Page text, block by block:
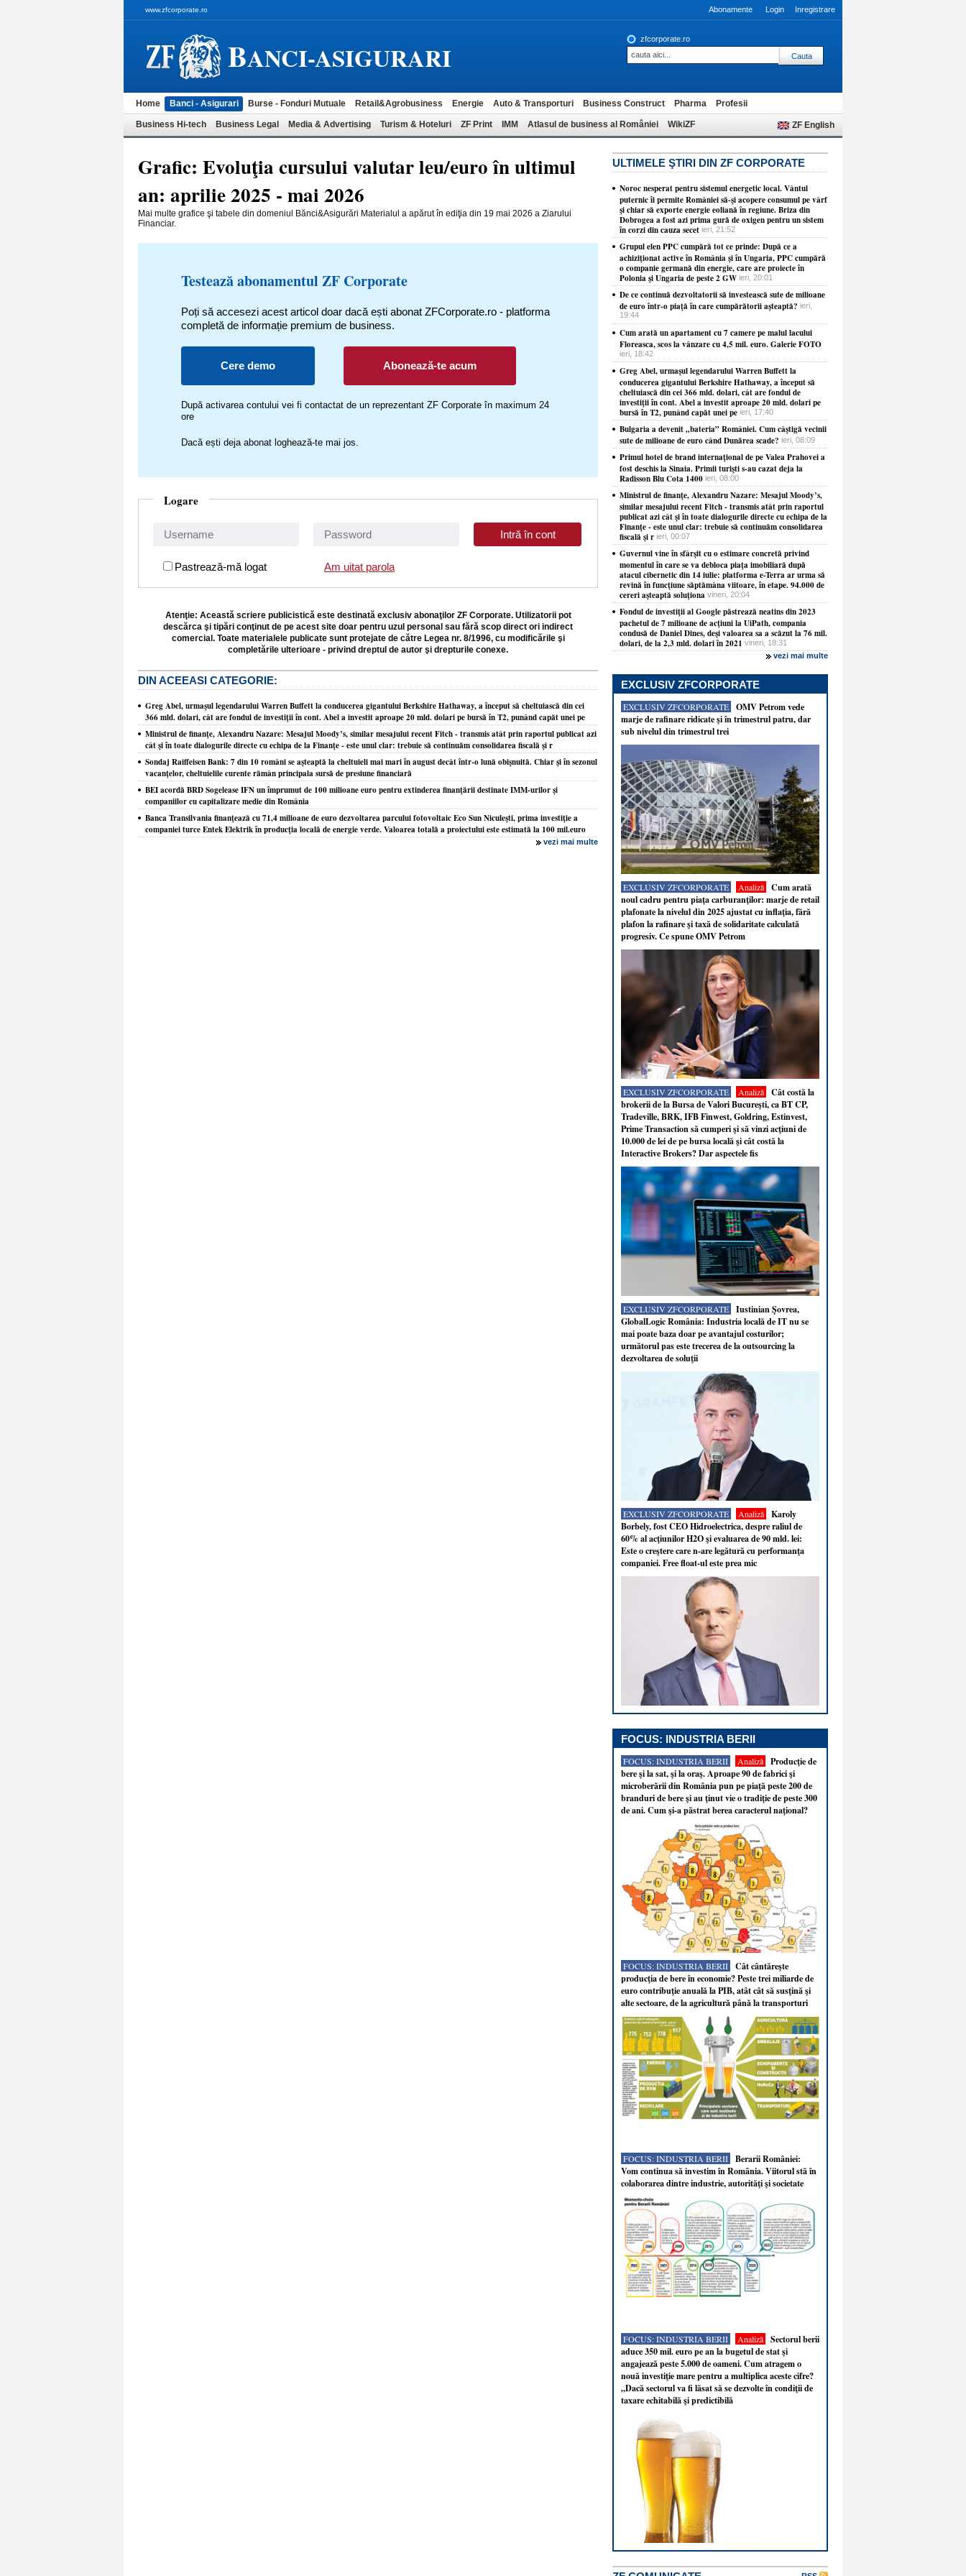
www.zfcorporate.ro Abonamente Login Inregistrare
BANCI-ASIGURARI
zfcorporate.ro
Home Banci - Asigurari Burse - Fonduri Mutuale Retail&Agrobusiness Energie Auto & Transporturi Business Construct Pharma Profesii
Business Hi-tech Business Legal Media & Advertising Turism & Hoteluri ZF Print IMM Atlasul de business al României WikiZF ZF English
Grafic: Evoluţia cursului valutar leu/euro în ultimul
an: aprilie 2025 - mai 2026
Mai multe grafice şi tabele din domeniul Bănci&Asigurări Materialul a apărut în ediţia din 19 mai 2026 a Ziarului
Financiar.
Testează abonamentul ZF Corporate
Poți să accesezi acest articol doar dacă ești abonat ZFCorporate.ro - platforma
completă de informație premium de business.
Cere demo Abonează-te acum
După activarea contului vei fi contactat de un reprezentant ZF Corporate în maximum 24
ore
Dacă ești deja abonat loghează-te mai jos.
Logare
Pastrează-mă logat Am uitat parola
Atenţie: Această scriere publicistică este destinată exclusiv abonaţilor ZF Corporate. Utilizatorii pot
descărca şi tipări conţinut de pe acest site doar pentru uzul personal sau fără scop direct ori indirect
comercial. Toate materialele publicate sunt protejate de către Legea nr. 8/1996, cu modificările şi
completările ulterioare - privind dreptul de autor şi drepturile conexe.
DIN ACEEASI CATEGORIE:
Greg Abel, urmaşul legendarului Warren Buffett la conducerea gigantului Berkshire Hathaway, a început să cheltuiască din cei
366 mld. dolari, cât are fondul de investiţii în cont. Abel a investit aproape 20 mld. dolari pe bursă în T2, punând capăt unei pe
Ministrul de finanţe, Alexandru Nazare: Mesajul Moody’s, similar mesajului recent Fitch - transmis atât prin raportul publicat azi
cât şi în toate dialogurile directe cu echipa de la Finanţe - este unul clar: trebuie să continuăm consolidarea fiscală şi r
Sondaj Raiffeisen Bank: 7 din 10 români se aşteaptă la cheltuieli mai mari în august decât într-o lună obişnuită. Chiar şi în sezonul
vacanţelor, cheltuielile curente rămân principala sursă de presiune financiară
BEI acordă BRD Sogelease IFN un împrumut de 100 milioane euro pentru extinderea finanţării destinate IMM-urilor şi
companiilor cu capitalizare medie din România
Banca Transilvania finanţează cu 71,4 milioane de euro dezvoltarea parcului fotovoltaic Eco Sun Niculeşti, prima investiţie a
companiei turce Entek Elektrik în producţia locală de energie verde. Valoarea totală a proiectului este estimată la 100 mil.euro
vezi mai multe
ULTIMELE ŞTIRI DIN ZF CORPORATE
Noroc nesperat pentru sistemul energetic local. Vântul
puternic îi permite României să-şi acopere consumul pe vârf
şi chiar să exporte energie eoliană în regiune. Briza din
Dobrogea a fost azi prima gură de oxigen pentru un sistem
în corzi din cauza secet ieri, 21:52
Grupul elen PPC cumpără tot ce prinde: După ce a
achiziţionat active în România şi în Ungaria, PPC cumpără
o companie germană din energie, care are proiecte în
Polonia şi Ungaria de peste 2 GW ieri, 20:01
De ce continuă dezvoltatorii să investească sute de milioane
de euro într-o piaţă în care cumpărătorii aşteaptă? ieri,
19:44
Cum arată un apartament cu 7 camere pe malul lacului
Floreasca, scos la vânzare cu 4,5 mil. euro. Galerie FOTO
ieri, 18:42
Greg Abel, urmaşul legendarului Warren Buffett la
conducerea gigantului Berkshire Hathaway, a început să
cheltuiască din cei 366 mld. dolari, cât are fondul de
investiţii în cont. Abel a investit aproape 20 mld. dolari pe
bursă în T2, punând capăt unei pe ieri, 17:40
Bulgaria a devenit „bateria” României. Cum câştigă vecinii
sute de milioane de euro când Dunărea scade? ieri, 08:09
​Primul hotel de brand internaţional de pe Valea Prahovei a
fost deschis la Sinaia. Primii turişti s-au cazat deja la
Radisson Blu Cota 1400 ieri, 08:00
Ministrul de finanţe, Alexandru Nazare: Mesajul Moody’s,
similar mesajului recent Fitch - transmis atât prin raportul
publicat azi cât şi în toate dialogurile directe cu echipa de la
Finanţe - este unul clar: trebuie să continuăm consolidarea
fiscală şi r ieri, 00:07
Guvernul vine în sfârşit cu o estimare concretă privind
momentul în care se va debloca piaţa imobiliară după
atacul cibernetic din 14 iulie: platforma e-Terra ar urma să
revină în funcţiune săptămâna viitoare, în etape. 94.000 de
cereri aşteaptă soluţiona vineri, 20:04
Fondul de investiţii al Google păstrează neatins din 2023
pachetul de 7 milioane de acţiuni la UiPath, compania
condusă de Daniel Dines, deşi valoarea sa a scăzut la 76 mil.
dolari, de la 2,3 mld. dolari în 2021 vineri, 18:31
vezi mai multe
EXCLUSIV ZFCORPORATE
EXCLUSIV ZFCORPORATE
OMV Petrom vede
marje de rafinare ridicate şi în trimestrul patru, dar
sub nivelul din trimestrul trei
EXCLUSIV ZFCORPORATE Analiză
Cum arată
noul cadru pentru piaţa carburanţilor: marje de retail
plafonate la nivelul din 2025 ajustat cu inflaţia, fără
plafon la rafinare şi taxă de solidaritate calculată
progresiv. Ce spune OMV Petrom
EXCLUSIV ZFCORPORATE Analiză
Cât costă la
brokerii de la Bursa de Valori Bucureşti, ca BT CP,
Tradeville, BRK, IFB Finwest, Goldring, Estinvest,
Prime Transaction să cumperi şi să vinzi acţiuni de
10.000 de lei de pe bursa locală şi cât costă la
Interactive Brokers? Dar aspectele fis
EXCLUSIV ZFCORPORATE
Iustinian Şovrea,
GlobalLogic România: Industria locală de IT nu se
mai poate baza doar pe avantajul costurilor;
următorul pas este trecerea de la outsourcing la
dezvoltarea de soluţii
EXCLUSIV ZFCORPORATE Analiză
Karoly
Borbely, fost CEO Hidroelectrica, despre raliul de
60% al acţiunilor H2O şi evaluarea de 90 mld. lei:
Este o creştere care n-are legătură cu performanţa
companiei. Free float-ul este prea mic
FOCUS: INDUSTRIA BERII
FOCUS: INDUSTRIA BERII Analiză
Producţie de
bere şi la sat, şi la oraş. Aproape 90 de fabrici şi
microberării din România pun pe piaţă peste 200 de
branduri de bere şi au ţinut vie o tradiţie de peste 300
de ani. Cum şi-a păstrat berea caracterul naţional?
FOCUS: INDUSTRIA BERII
Cât cântăreşte
producţia de bere în economie? Peste trei miliarde de
euro contribuţie anuală la PIB, atât cât să susţină şi
alte sectoare, de la agricultură până la transporturi
FOCUS: INDUSTRIA BERII
Berarii României:
Vom continua să investim în România. Viitorul stă în
colaborarea dintre industrie, autorităţi şi societate
FOCUS: INDUSTRIA BERII Analiză
Sectorul berii
aduce 350 mil. euro pe an la bugetul de stat şi
angajează peste 5.000 de oameni. Cum atragem o
nouă investiţie mare pentru a multiplica aceste cifre?
„Dacă sectorul va fi lăsat să se dezvolte în condiţii de
taxare echitabilă şi predictibilă